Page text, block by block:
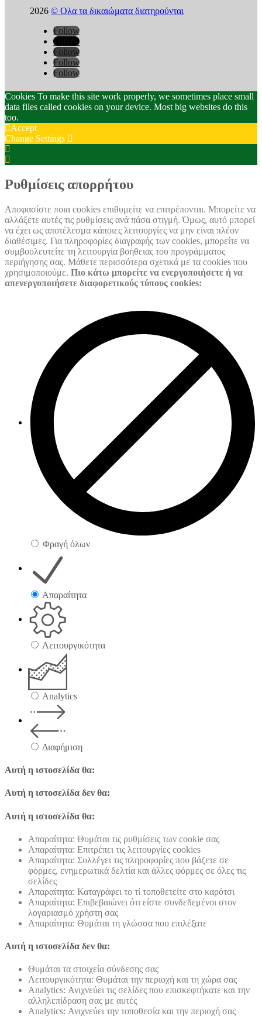
2026© Ολα τα δικαιώματα διατηρούνται
Follow
Follow
Follow
Follow
Follow
Cookies To make this site work properly, we sometimes place small
data files called cookies on your device. Most big websites do this
too.
Accept
Change Settings
Settings
Ρυθμίσεις απορρήτου
Αποφασίστε ποια cookies επιθυμείτε να επιτρέπονται. Μπορείτε να
αλλάξετε αυτές τις ρυθμίσεις ανά πάσα στιγμή. Όμως, αυτό μπορεί
να έχει ως αποτέλεσμα κάποιες λειτουργίες να μην είναι πλέον
διαθέσιμες. Για πληροφορίες διαγραφής των cookies, μπορείτε να
συμβουλευτείτε τη λειτουργία βοήθειας του προγράμματος
περιήγησης σας. Μάθετε περισσότερα σχετικά με τα cookies που
χρησιμοποιούμε. Πιο κάτω μπορείτε να ενεργοποιήσετε ή να
απενεργοποιήσετε διαφορετικούς τύπους cookies:
Φραγή όλων
Απαραίτητα
Λειτουργικότητα
Analytics
Διαφήμιση
Αυτή η ιστοσελίδα θα:
Αυτή η ιστοσελίδα δεν θα:
Αυτή η ιστοσελίδα θα:
Απαραίτητα: Θυμάται τις ρυθμίσεις των cookie σας
Απαραίτητα: Επιτρέπει τις λειτουργίες cookies
Απαραίτητα: Συλλέγει τις πληροφορίες που βάζετε σε
φόρμες, ενημερωτικά δελτία και άλλες φόρμες σε όλες τις
σελίδες
Απαραίτητα: Καταγράφει το τί τοποθετείτε στο καρότσι
Απαραίτητα: Επιβεβαιώνει ότι είστε συνδεδεμένοι στον
λογαριασμό χρήστη σας
Απαραίτητα: Θυμάται τη γλώσσα που επιλέξατε
Αυτή η ιστοσελίδα δεν θα:
Θυμάται τα στοιχεία σύνδεσης σας
Λειτουργικότητα: Θυμάται την περιοχή και τη χώρα σας
Analytics: Ανιχνεύει τις σελίδες που επισκεφτήκατε και την
αλληλεπίδραση σας με αυτές
Analytics: Ανιχνεύει την τοποθεσία και την περιοχή σας